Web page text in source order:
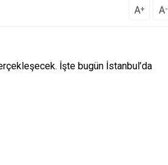
A+ A-
İşte bugün İstanbul’da